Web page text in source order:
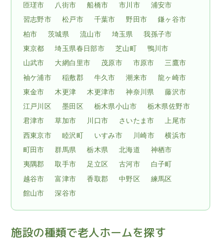
匝瑳市
八街市 船橋市 市川市
浦安市
習志野市
松戸市 千葉市 野田市
鎌ヶ谷市
柏市
茨城県 流山市 埼玉県
我孫子市
東京都
埼玉県春日部市 芝山町
鴨川市
山武市
大網白里市 茂原市 市原市
三鷹市
袖ケ浦市
稲敷郡 牛久市 潮来市
龍ヶ崎市
東金市
木更津 木更津市 神奈川県
藤沢市
江戸川区
墨田区 栃木県小山市
栃木県佐野市
君津市
草加市 川口市 さいたま市
上尾市
西東京市
睦沢町 いすみ市 川崎市
横浜市
町田市
群馬県 栃木県 北海道
神栖市
夷隅郡
取手市 足立区 古河市
白子町
越谷市
富津市 香取郡 中野区
練馬区
館山市
深谷市
施設の種類で老人ホームを探す